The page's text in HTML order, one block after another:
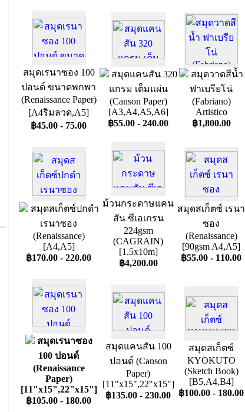
สมุดเรนาซอง 100
ปอนด์ ขนาดพกพา
(Renaissance Paper)
[A4ริมลวด,A5]
฿45.00 - 75.00
สมุดแคนสัน 320
แกรม เต็มแผ่น
(Canson Paper)
[A3,A4,A5,A6]
฿55.00 - 240.00
สมุดวาดสีน้ำ
ฟาเบรียโน่
(Fabriano)
Artistico
฿1,800.00
สมุดสเก็ตซ์ปกดำ
เรนาซอง
(Renaissance)
[A4,A5]
฿170.00 - 220.00
ม้วนกระดาษแคน
สัน ซีเอเกรน
224gsm
(CAGRAIN)
[1.5x10m]
฿4,200.00
สมุดสเก็ตซ์ เรนา
ซอง
(Renaissance)
[90gsm A4,A5]
฿55.00 - 110.00
สมุดเรนาซอง
100 ปอนด์
(Renaissance
Paper)
[11"x15",22"x15"]
฿105.00 - 180.00
สมุดแคนสัน 100
ปอนด์ (Canson
Paper)
[11"x15",22"x15"]
฿135.00 - 230.00
สมุดสเก็ตซ์
KYOKUTO
(Sketch Book)
[B5,A4,B4]
฿100.00 - 180.00